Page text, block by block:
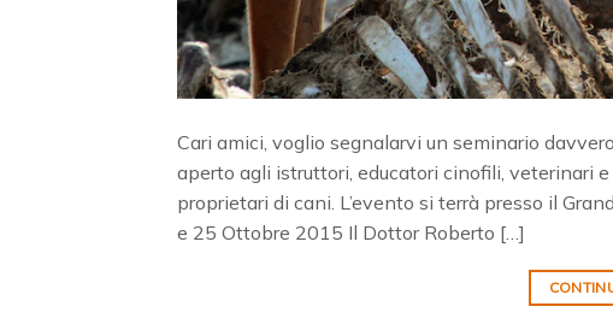
Cari amici, voglio segnalarvi un seminario
aperto agli istruttori, educatori cinofili, veterinari
proprietari di cani. L’evento si terrà presso il
e 25 Ottobre 2015 Il Dottor Roberto […]